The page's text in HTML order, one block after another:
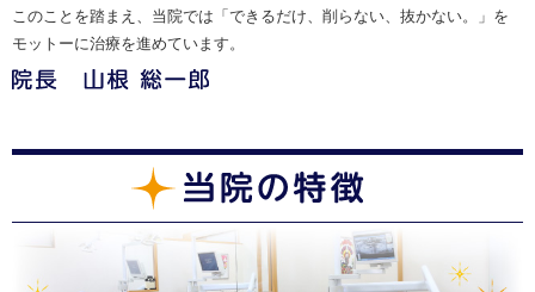
このことを踏まえ、当院では「できるだけ、削らない、抜かない。」を
モットーに治療を進めています。